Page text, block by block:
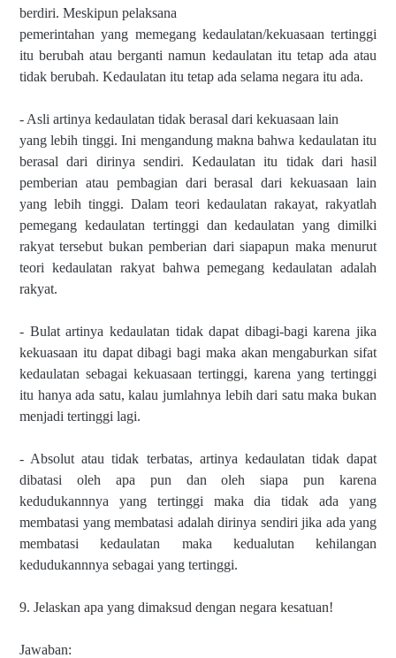
berdiri. Meskipun pelaksana
pemerintahan yang memegang kedaulatan/kekuasaan tertinggi
itu berubah atau berganti namun kedaulatan itu tetap ada atau
tidak berubah. Kedaulatan itu tetap ada selama negara itu ada.
- Asli artinya kedaulatan tidak berasal dari kekuasaan lain
yang lebih tinggi. Ini mengandung makna bahwa kedaulatan itu
berasal dari dirinya sendiri. Kedaulatan itu tidak dari hasil
pemberian atau pembagian dari berasal dari kekuasaan lain
yang lebih tinggi. Dalam teori kedaulatan rakayat, rakyatlah
pemegang kedaulatan tertinggi dan kedaulatan yang dimilki
rakyat tersebut bukan pemberian dari siapapun maka menurut
teori kedaulatan rakyat bahwa pemegang kedaulatan adalah
rakyat.
- Bulat artinya kedaulatan tidak dapat dibagi-bagi karena jika
kekuasaan itu dapat dibagi bagi maka akan mengaburkan sifat
kedaulatan sebagai kekuasaan tertinggi, karena yang tertinggi
itu hanya ada satu, kalau jumlahnya lebih dari satu maka bukan
menjadi tertinggi lagi.
- Absolut atau tidak terbatas, artinya kedaulatan tidak dapat
dibatasi oleh apa pun dan oleh siapa pun karena
kedudukannnya yang tertinggi maka dia tidak ada yang
membatasi yang membatasi adalah dirinya sendiri jika ada yang
membatasi kedaulatan maka kedualutan kehilangan
kedudukannnya sebagai yang tertinggi.
9. Jelaskan apa yang dimaksud dengan negara kesatuan!
Jawaban: